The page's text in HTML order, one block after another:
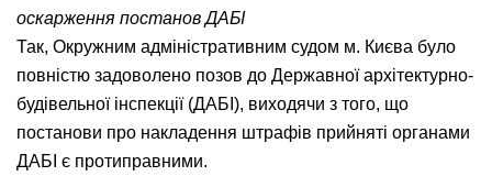
оскарження постанов ДАБІ
Так, Окружним адміністративним судом м. Києва було
повністю задоволено позов до Державної архітектурно-
будівельної інспекції (ДАБІ), виходячи з того, що
постанови про накладення штрафів прийняті органами
ДАБІ є протиправними.